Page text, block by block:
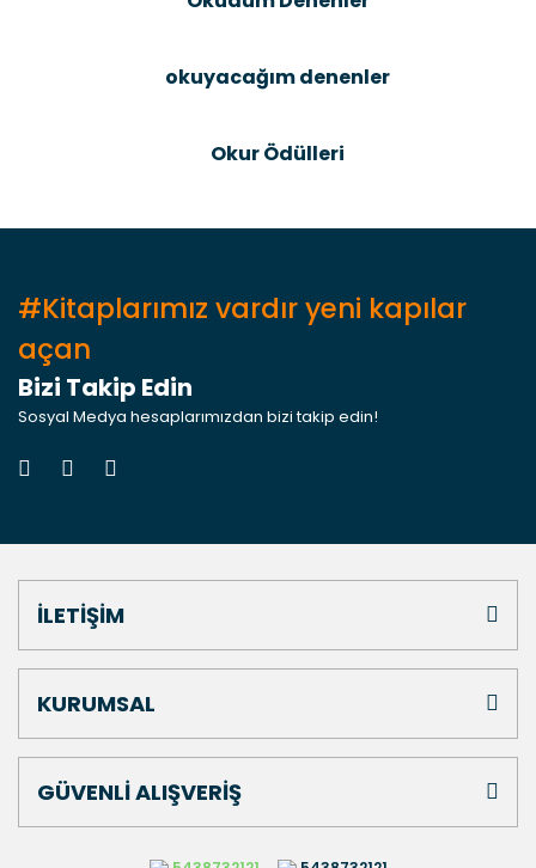
okuyacağım denenler
Okur Ödülleri
#Kitaplarımız vardır yeni kapılar
açan
Bizi Takip Edin
Sosyal Medya hesaplarımızdan bizi takip edin!
İLETİŞİM
KURUMSAL
GÜVENLİ ALIŞVERİŞ